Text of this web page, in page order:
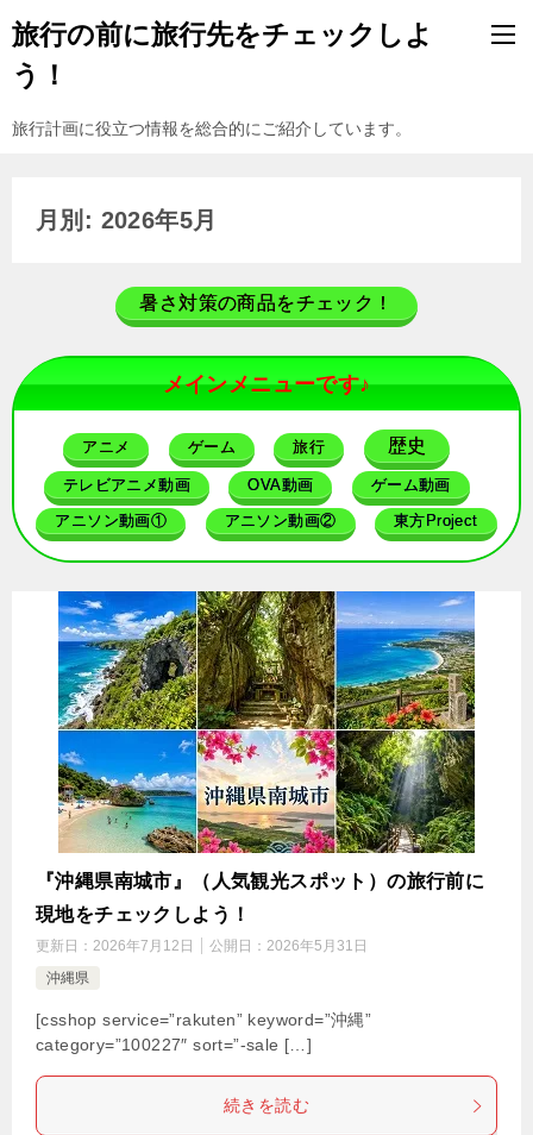
旅行の前に旅行先をチェックしよ
う！
旅行計画に役立つ情報を総合的にご紹介しています。
月別: 2026年5月
暑さ対策の商品をチェック！
メインメニューです♪
アニメ ゲーム 旅行 歴史
テレビアニメ動画 OVA動画 ゲーム動画
アニソン動画① アニソン動画② 東方Project
『沖縄県南城市』（人気観光スポット）の旅行前に
現地をチェックしよう！
更新日： 2026年7月12日 公開日： 2026年5月31日
沖縄県
[csshop service=”rakuten” keyword=”沖縄”
category=”100227″ sort=”-sale […]
続きを読む